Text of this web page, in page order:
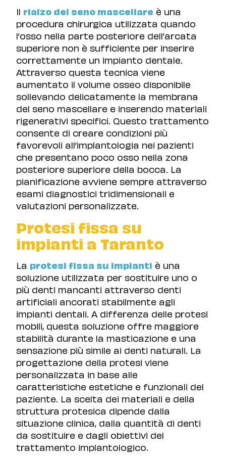
Il rialzo del seno mascellare è una
procedura chirurgica utilizzata quando
l’osso nella parte posteriore dell’arcata
superiore non è sufficiente per inserire
correttamente un impianto dentale.
Attraverso questa tecnica viene
aumentato il volume osseo disponibile
sollevando delicatamente la membrana
del seno mascellare e inserendo materiali
rigenerativi specifici. Questo trattamento
consente di creare condizioni più
favorevoli all’implantologia nei pazienti
che presentano poco osso nella zona
posteriore superiore della bocca. La
pianificazione avviene sempre attraverso
esami diagnostici tridimensionali e
valutazioni personalizzate.
Protesi fissa su
impianti a Taranto
La protesi fissa su impianti è una
soluzione utilizzata per sostituire uno o
più denti mancanti attraverso denti
artificiali ancorati stabilmente agli
impianti dentali. A differenza delle protesi
mobili, questa soluzione offre maggiore
stabilità durante la masticazione e una
sensazione più simile ai denti naturali. La
progettazione della protesi viene
personalizzata in base alle
caratteristiche estetiche e funzionali del
paziente. La scelta dei materiali e della
struttura protesica dipende dalla
situazione clinica, dalla quantità di denti
da sostituire e dagli obiettivi del
trattamento implantologico.